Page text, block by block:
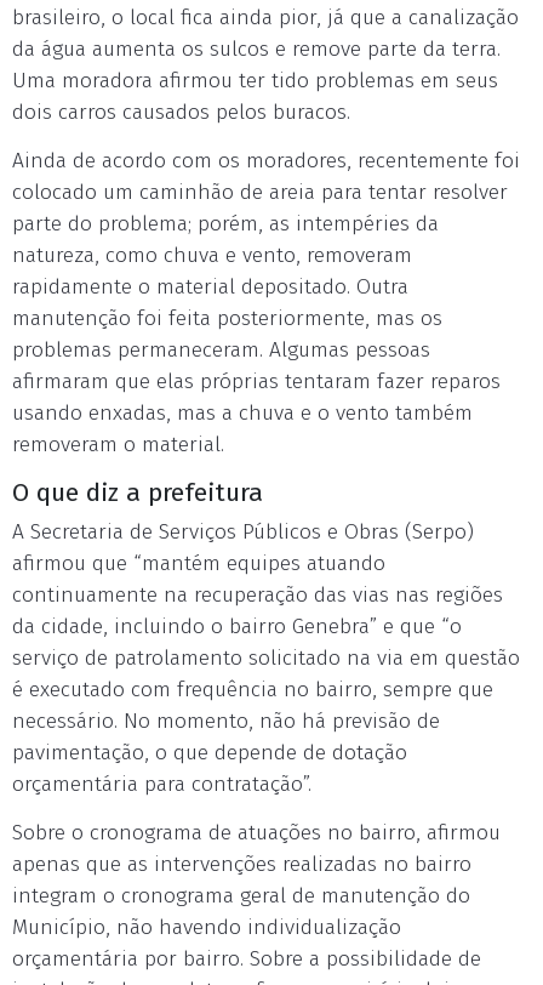
brasileiro, o local fica ainda pior, já que a canalização
da água aumenta os sulcos e remove parte da terra.
Uma moradora afirmou ter tido problemas em seus
dois carros causados pelos buracos.
Ainda de acordo com os moradores, recentemente foi
colocado um caminhão de areia para tentar resolver
parte do problema; porém, as intempéries da
natureza, como chuva e vento, removeram
rapidamente o material depositado. Outra
manutenção foi feita posteriormente, mas os
problemas permaneceram. Algumas pessoas
afirmaram que elas próprias tentaram fazer reparos
usando enxadas, mas a chuva e o vento também
removeram o material.
O que diz a prefeitura
A Secretaria de Serviços Públicos e Obras (Serpo)
afirmou que “mantém equipes atuando
continuamente na recuperação das vias nas regiões
da cidade, incluindo o bairro Genebra” e que “o
serviço de patrolamento solicitado na via em questão
é executado com frequência no bairro, sempre que
necessário. No momento, não há previsão de
pavimentação, o que depende de dotação
orçamentária para contratação”.
Sobre o cronograma de atuações no bairro, afirmou
apenas que as intervenções realizadas no bairro
integram o cronograma geral de manutenção do
Município, não havendo individualização
orçamentária por bairro. Sobre a possibilidade de